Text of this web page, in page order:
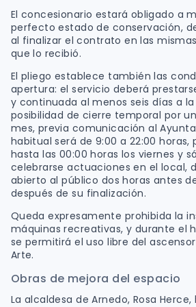
El concesionario estará obligado a
perfecto estado de conservación,
al finalizar el contrato en las
que lo recibió.
El pliego establece también las
apertura: el servicio deberá
y continuada al menos seis días a
posibilidad de cierre temporal por
mes, previa comunicación al
habitual será de 9:00 a 22:00 horas,
hasta las 00:00 horas los viernes y
celebrarse actuaciones en el local,
abierto al público dos horas antes
después de su finalización.
Queda expresamente prohibida la
máquinas recreativas, y durante el
se permitirá el uso libre del
Arte.
Obras de mejora del espacio
La alcaldesa de Arnedo, Rosa